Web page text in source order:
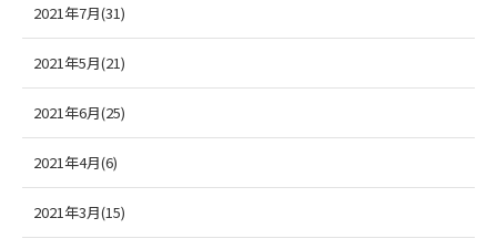
2021年7月(31)
2021年5月(21)
2021年6月(25)
2021年4月(6)
2021年3月(15)